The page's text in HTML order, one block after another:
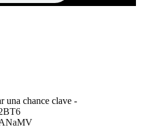
una chance clave -